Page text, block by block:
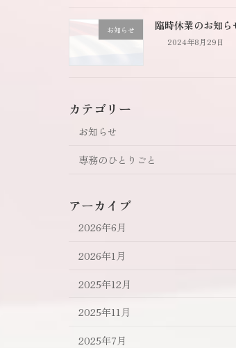
お知らせ 臨時休業のお知ら
2024年8月29日
カテゴリー
お知らせ
専務のひとりごと
アーカイブ
2026年6月
2026年1月
2025年12月
2025年11月
2025年7月